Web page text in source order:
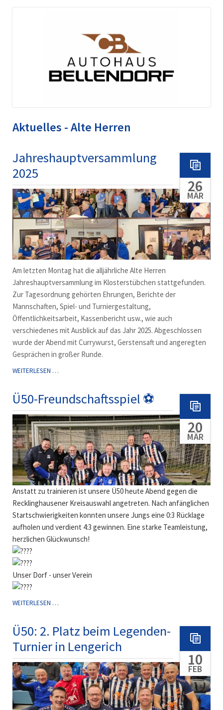
Aktuelles - Alte Herren
Jahreshauptversammlung
2025
26
MÄR
Am letzten Montag hat die alljährliche Alte Herren
Jahreshauptversammlung im Klosterstübchen stattgefunden.
Zur Tagesordnung gehörten Ehrungen, Berichte der
Mannschaften, Spiel- und Turniergestaltung,
Öffentlichkeitsarbeit, Kassenbericht usw., wie auch
verschiedenes mit Ausblick auf das Jahr 2025. Abgeschlossen
wurde der Abend mit Currywurst, Gerstensaft und angeregten
Gesprächen in großer Runde.
WEITERLESEN …JAHRESHAUPTVERSAMMLUNG
Ü50-Freundschaftsspiel ⚽️
20
MÄR
Anstatt zu trainieren ist unsere Ü50 heute Abend gegen die
Recklinghausener Kreisauswahl angetreten. Nach anfänglichen
Startschwierigkeiten konnten unsere Jungs eine 0:3 Rücklage
aufholen und verdient 4:3 gewinnen. Eine starke Teamleistung,
herzlichen Glückwunsch!
Unser Dorf - unser Verein
WEITERLESEN …Ü50-
Ü50: 2. Platz beim Legenden-
Turnier in Lengerich
10
FEB